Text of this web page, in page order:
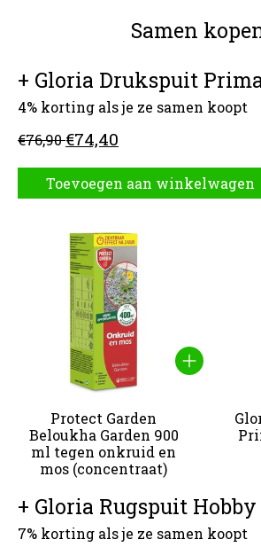
Samen
+ Gloria Drukspuit
4% korting als je ze samen koopt
€76,90€74,40
Toevoegen aan winkelwagen
Carrousel van gebundelde
Protect Garden
Beloukha Garden 900
ml tegen onkruid en
mos (concentraat)
+ Gloria Rugspuit Hobby
7% korting als je ze samen koopt